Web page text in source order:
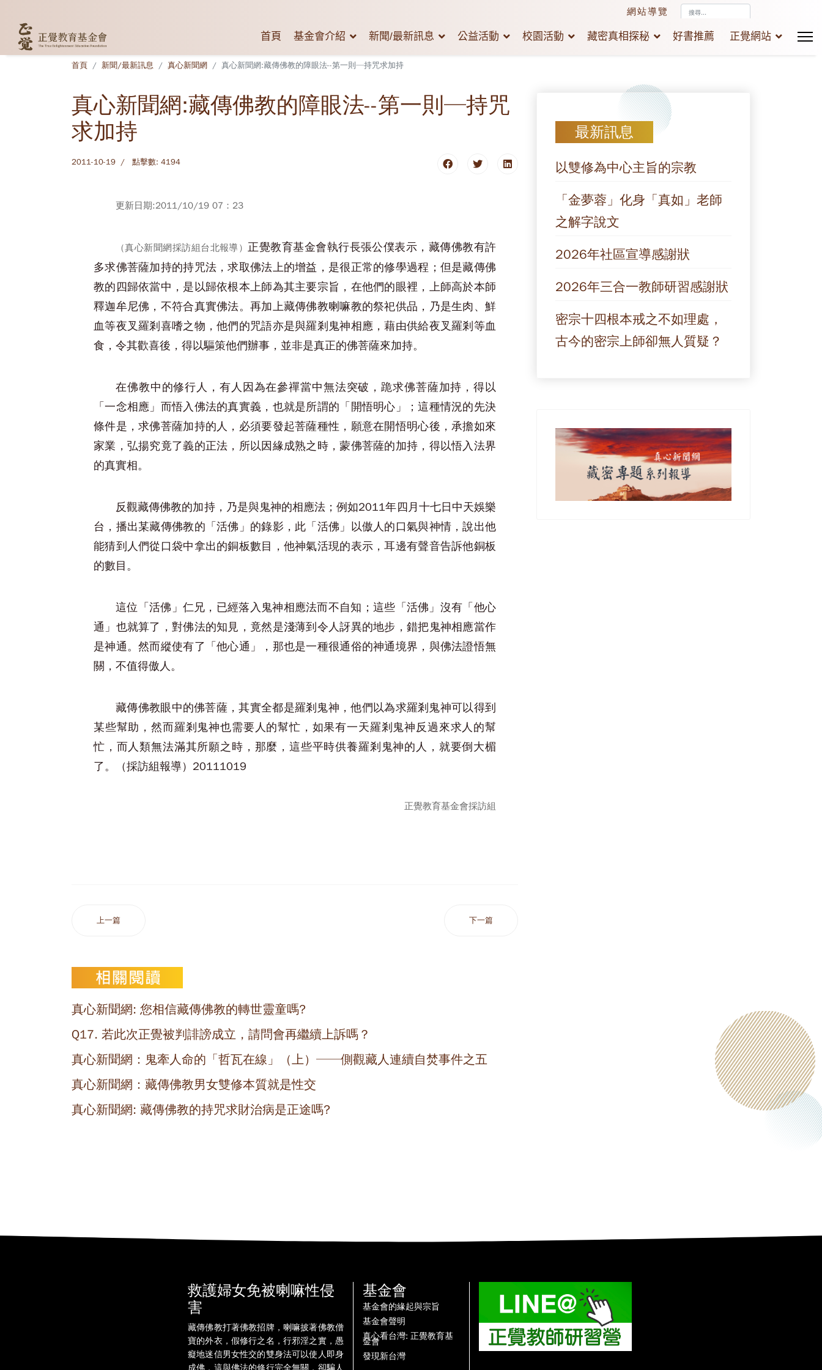
網站導覽
尋...
首頁 基金會介紹 新聞/最新訊息 公益活動 校園活動 藏密真相探秘 好書推薦 正覺網站
首頁 新聞/最新訊息 真心新聞網 真心新聞網:藏傳佛教的障眼法--第一則─持咒求加持
真心新聞網:藏傳佛教的障眼法--第一則─持咒
求加持
2011-10-19 點擊數: 4194
更新日期:2011/10/19 07：23
（真心新聞網採訪組台北報導） 正覺教育基金會執行長張公僕表示，藏傳佛教有許
多求佛菩薩加持的持咒法，求取佛法上的增益，是很正常的修學過程；但是藏傳佛
教的四歸依當中，是以歸依根本上師為其主要宗旨，在他們的眼裡，上師高於本師
釋迦牟尼佛，不符合真實佛法。再加上藏傳佛教喇嘛教的祭祀供品，乃是生肉、鮮
血等夜叉羅剎喜嗜之物，他們的咒語亦是與羅剎鬼神相應，藉由供給夜叉羅剎等血
食，令其歡喜後，得以驅策他們辦事，並非是真正的佛菩薩來加持。
在佛教中的修行人，有人因為在參禪當中無法突破，跪求佛菩薩加持，得以
「一念相應」而悟入佛法的真實義，也就是所謂的「開悟明心」；這種情況的先決
條件是，求佛菩薩加持的人，必須要發起菩薩種性，願意在開悟明心後，承擔如來
家業，弘揚究竟了義的正法，所以因緣成熟之時，蒙佛菩薩的加持，得以悟入法界
的真實相。
反觀藏傳佛教的加持，乃是與鬼神的相應法；例如2011年四月十七日中天娛樂
台，播出某藏傳佛教的「活佛」的錄影，此「活佛」以傲人的口氣與神情，說出他
能猜到人們從口袋中拿出的銅板數目，他神氣活現的表示，耳邊有聲音告訴他銅板
的數目。
這位「活佛」仁兄，已經落入鬼神相應法而不自知；這些「活佛」沒有「他心
通」也就算了，對佛法的知見，竟然是淺薄到令人訝異的地步，錯把鬼神相應當作
是神通。然而縱使有了「他心通」，那也是一種很通俗的神通境界，與佛法證悟無
關，不值得傲人。
藏傳佛教眼中的佛菩薩，其實全都是羅剎鬼神，他們以為求羅剎鬼神可以得到
某些幫助，然而羅剎鬼神也需要人的幫忙，如果有一天羅剎鬼神反過來求人的幫
忙，而人類無法滿其所願之時，那麼，這些平時供養羅剎鬼神的人，就要倒大楣
了。（採訪組報導）20111019
正覺教育基金會採訪組
上一篇 下一篇
真心新聞網: 您相信藏傳佛教的轉世靈童嗎?
Q17. 若此次正覺被判誹謗成立，請問會再繼續上訴嗎？
真心新聞網：鬼牽人命的「哲瓦在線」（上）──側觀藏人連續自焚事件之五
真心新聞網：藏傳佛教男女雙修本質就是性交
真心新聞網: 藏傳佛教的持咒求財治病是正途嗎?
最新訊息
以雙修為中心主旨的宗教
「金夢蓉」化身「真如」老師
之解字說文
2026年社區宣導感謝狀
2026年三合一教師研習感謝狀
密宗十四根本戒之不如理處，
古今的密宗上師卻無人質疑？
救護婦女免被喇嘛性侵
害
藏傳佛教打著佛教招牌，喇嘛披著佛教僧
寶的外衣，假修行之名，行邪淫之實，愚
癡地迷信男女性交的雙身法可以使人即身
基金會
基金會的緣起與宗旨
基金會聲明
真心看台灣: 正覺教育基
金會
發現新台灣